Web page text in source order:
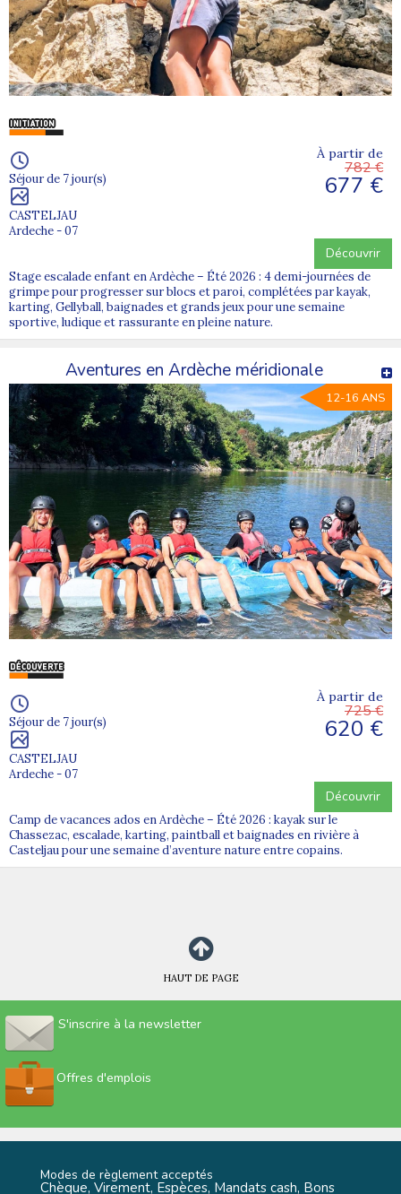
Séjour de 7 jour(s)
CASTELJAU
Ardeche - 07
À partir de
782 €
677 €
Découvrir
Stage escalade enfant en Ardèche – Été 2026 : 4 demi-journées de
grimpe pour progresser sur blocs et paroi, complétées par kayak,
karting, Gellyball, baignades et grands jeux pour une semaine
sportive, ludique et rassurante en pleine nature.
Aventures en Ardèche méridionale
12-16 ANS
Séjour de 7 jour(s)
CASTELJAU
Ardeche - 07
À partir de
725 €
620 €
Découvrir
Camp de vacances ados en Ardèche – Été 2026 : kayak sur le
Chassezac, escalade, karting, paintball et baignades en rivière à
Casteljau pour une semaine d’aventure nature entre copains.
HAUT DE PAGE
S'inscrire à la newsletter
Offres d'emplois
Modes de règlement acceptés
Chèque, Virement, Espèces, Mandats cash, Bons